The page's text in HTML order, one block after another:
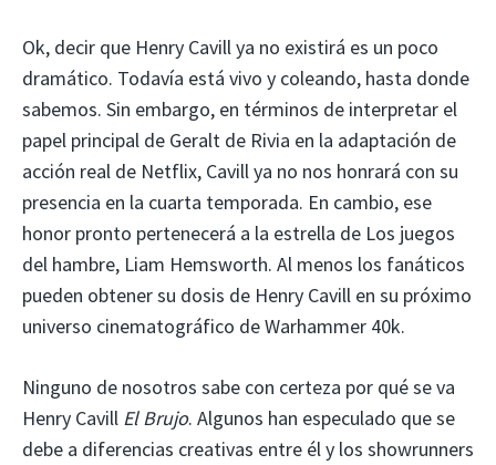
Ok, decir que Henry Cavill ya no existirá es un poco
dramático. Todavía está vivo y coleando, hasta donde
sabemos. Sin embargo, en términos de interpretar el
papel principal de Geralt de Rivia en la adaptación de
acción real de Netflix, Cavill ya no nos honrará con su
presencia en la cuarta temporada. En cambio, ese
honor pronto pertenecerá a la estrella de Los juegos
del hambre, Liam Hemsworth. Al menos los fanáticos
pueden obtener su dosis de Henry Cavill en su próximo
universo cinematográfico de Warhammer 40k.
Ninguno de nosotros sabe con certeza por qué se va
Henry Cavill El Brujo. Algunos han especulado que se
debe a diferencias creativas entre él y los showrunners